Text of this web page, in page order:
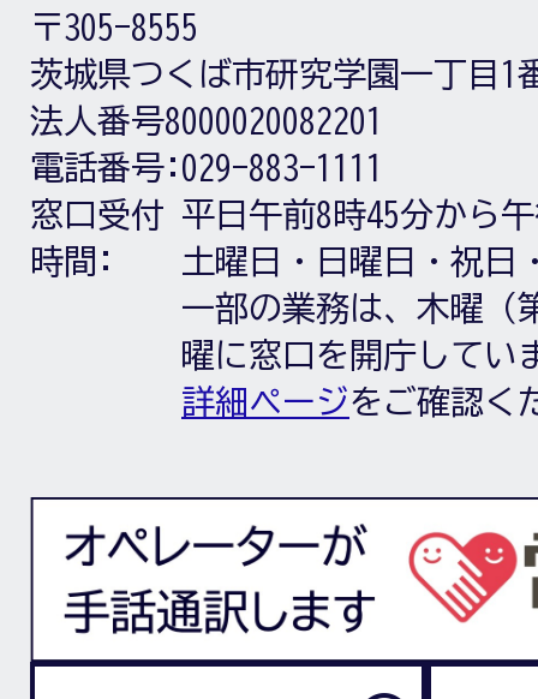
〒305-8555
茨城県つくば市研究学園一丁目1
法人番号8000020082201
電話番号: 029-883-1111
窓口受付
時間:
平日午前8時45分から
土曜日・日曜日・祝日
一部の業務は、木曜（
曜に窓口を開庁してい
詳細ページをご確認く